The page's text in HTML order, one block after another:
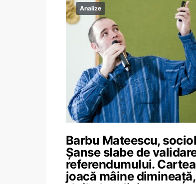
Analize
Barbu Mateescu,
Șanse slabe de
referendumului.
joacă mâine